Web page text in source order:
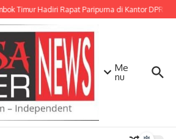
Timur Hadiri Rapat Paripurna di Kantor DPRD
Me
nu